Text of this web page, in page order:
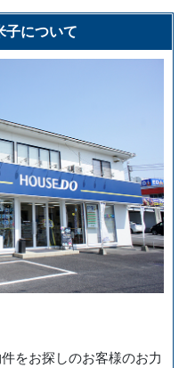
子について
をお探しのお客様のお力